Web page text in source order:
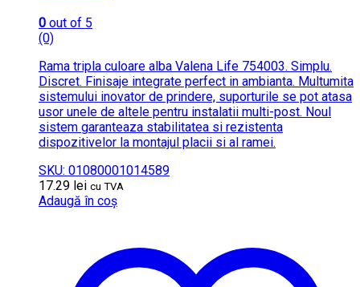
0 out of 5
(0)
Rama tripla culoare alba Valena Life 754003. Simplu.
Discret. Finisaje integrate perfect in ambianta. Multumita
sistemului inovator de prindere, suporturile se pot atasa
usor unele de altele pentru instalatii multi-post. Noul
sistem garanteaza stabilitatea si rezistenta
dispozitivelor la montajul placii si al ramei.
SKU: 01080001014589
17.29 lei cu TVA
Adaugă în coș